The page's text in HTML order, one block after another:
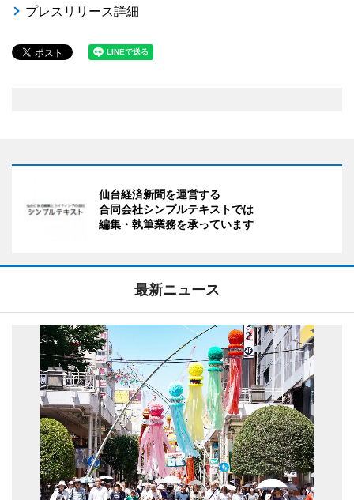
プレスリリース詳細
仙台経済新聞を運営する
合同会社シンプルテキストでは
編集・執筆業務を承っています
最新ニュース